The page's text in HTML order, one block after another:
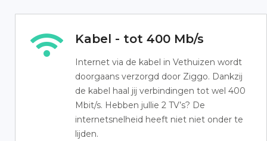
Kabel - tot 400 Mb/s
Internet via de kabel in Vethuizen wordt
doorgaans verzorgd door Ziggo. Dankzij
de kabel haal jij verbindingen tot wel 400
Mbit/s. Hebben jullie 2 TV’s? De
internetsnelheid heeft niet niet onder te
lijden.